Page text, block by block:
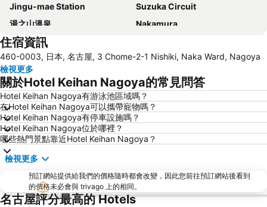
Jingu-mae Station
Suzuka Circuit
湯之山溫泉
Nakamura
Port Messe Nagoya
Chikusa Station
Ikeshita Station
Atsuta Jingu Shrine
Komaki Station
Nagashima Spa Land
Gifu Station
Higashi
Gifu City Museum of History
住宿資訊
460-0003, 日本, 名古屋, 3 Chome-2-1 Nishiki, Naka Ward, Nagoya
檢視更多
關於Hotel Keihan Nagoya的常見問答
Hotel Keihan Nagoya有游泳池區域嗎？
在Hotel Keihan Nagoya可以攜帶寵物嗎？
Hotel Keihan Nagoya有停車設施嗎？
Hotel Keihan Nagoya位於哪裡？
哪些熱門景點靠近Hotel Keihan Nagoya？
檢視更多
預訂網站提供給我們的價格隨時都會改變，因此您前往預訂網站後看到
的價格未必會與 trivago 上的相同。
名古屋評分最高的 Hotels